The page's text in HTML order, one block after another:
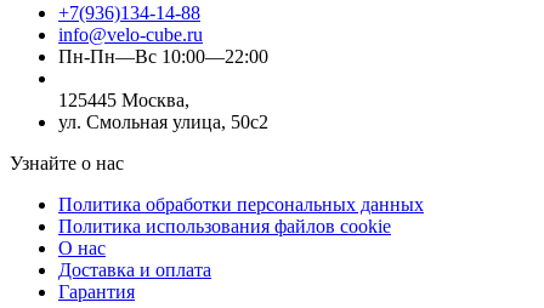
+7(936)134-14-88
info@velo-cube.ru
Пн-Пн—Вс 10:00—22:00
125445 Москва,
ул. Смольная улица, 50с2
Узнайте о нас
Политика обработки персональных данных
Политика использования файлов cookie
О нас
Доставка и оплата
Гарантия